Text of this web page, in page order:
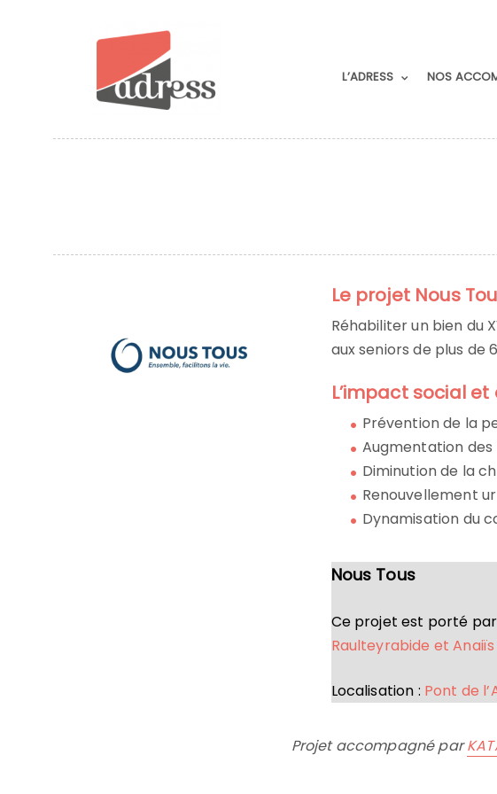
L’ADRESS NOS
Le projet Nous
Réhabiliter un bien du
aux seniors de plus de
L’impact social
Prévention de la
Augmentation des
Diminution de la
Renouvellement
Dynamisation du
Nous Tous
Ce projet est porté
Raulteyrabide et Anaiïs
Localisation : Pont de
Projet accompagné par